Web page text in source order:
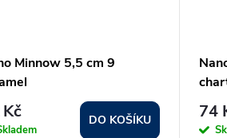
Minnow 5,5 cm 9
DO KOŠÍKU 74